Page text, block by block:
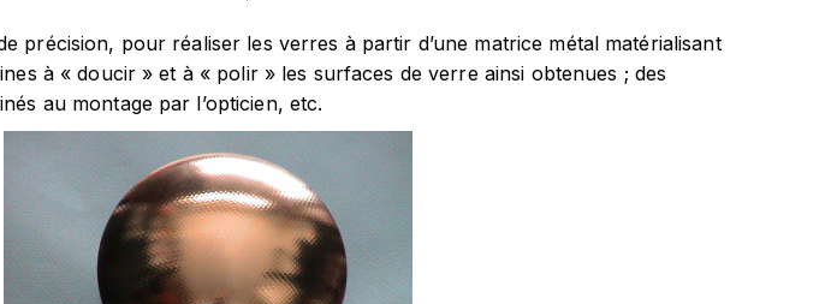
précision, pour réaliser les verres à partir d’une matrice métal matérialisant
à « doucir » et à « polir » les surfaces de verre ainsi obtenues ; des
destinés au montage par l’opticien, etc.